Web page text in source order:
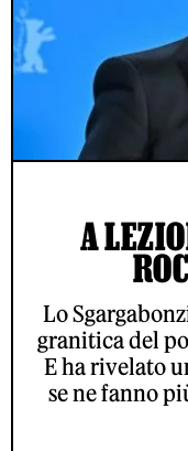
A
Lo
granitica del
E ha rivelato
se ne fanno